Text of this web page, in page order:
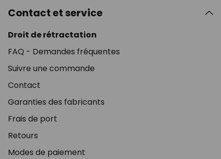
Contact et service
Droit de rétractation
FAQ - Demandes fréquentes
Suivre une commande
Contact
Garanties des fabricants
Frais de port
Retours
Modes de paiement